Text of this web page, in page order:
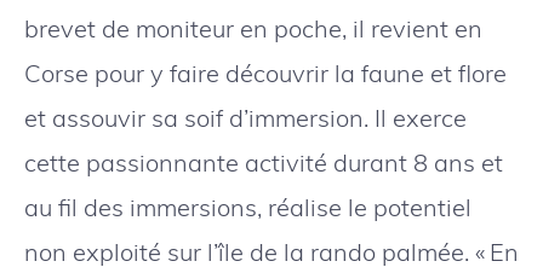
brevet de moniteur en poche, il revient en
Corse pour y faire découvrir la faune et flore
et assouvir sa soif d’immersion. Il exerce
cette passionnante activité durant 8 ans et
au fil des immersions, réalise le potentiel
non exploité sur l’île de la rando palmée. « En